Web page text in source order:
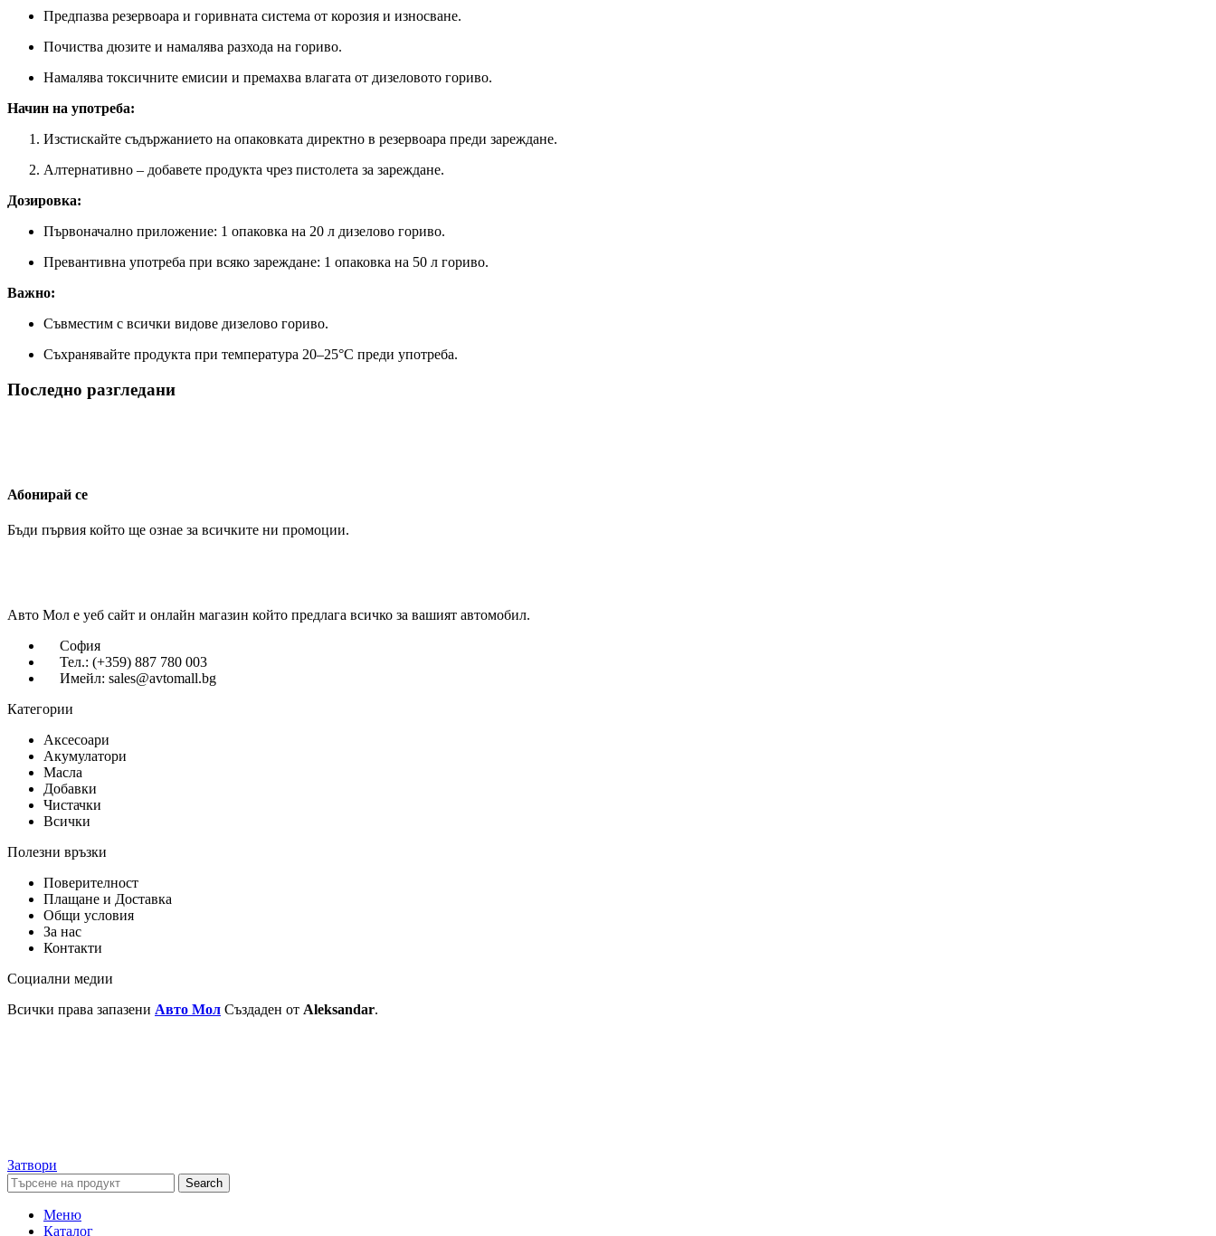
Предпазва резервоара и горивната система от корозия и износване.
Почиства дюзите и намалява разхода на гориво.
Намалява токсичните емисии и премахва влагата от дизеловото гориво.
Начин на употреба:
Изстискайте съдържанието на опаковката директно в резервоара преди зареждане.
Алтернативно – добавете продукта чрез пистолета за зареждане.
Дозировка:
Първоначално приложение: 1 опаковка на 20 л дизелово гориво.
Превантивна употреба при всяко зареждане: 1 опаковка на 50 л гориво.
Важно:
Съвместим с всички видове дизелово гориво.
Съхранявайте продукта при температура 20–25°C преди употреба.
Последно разгледани
Абонирай се
Бъди първия който ще ознае за всичките ни промоции.
Авто Мол е уеб сайт и онлайн магазин който предлага всичко за вашият автомобил.
София
Тел.: (+359) 887 780 003
Имейл: sales@avtomall.bg
Категории
Аксесоари
Акумулатори
Масла
Добавки
Чистачки
Всички
Полезни връзки
Поверителност
Плащане и Доставка
Общи условия
За нас
Контакти
Социални медии
Всички права запазени Авто Мол Създаден от Aleksandar.
Затвори
Search
Меню
Каталог